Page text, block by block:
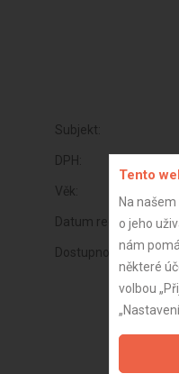
Subjekt:
DPH:
Věk:
Datum registrace:
Dostupnost:
Tento
Na
o jeho
nám
některé
volbou